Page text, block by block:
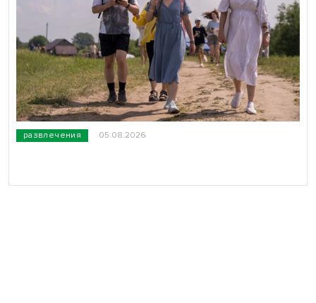
развлечения 05.08.2026